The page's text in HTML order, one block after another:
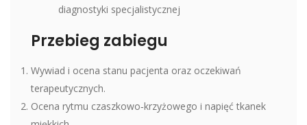
diagnostyki specjalistycznej
Przebieg zabiegu
Wywiad i ocena stanu pacjenta oraz oczekiwań
terapeutycznych.
Ocena rytmu czaszkowo‑krzyżowego i napięć tkanek